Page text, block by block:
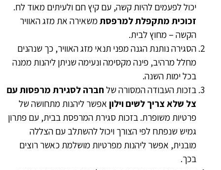
יכול לפעמים להיות קשה, עם קיץ חם ולעיתים מאוד לח.
זכוכית מתקפלת למרפסתמשאירה את מזג האוויר
הקשה – מחוץ לבית.
הסגירה נותנת הגנה מפני תנאי מזג האוויר, כך שנהנים
מחלל מרהיב, פינה מקסימה ונעימה שניתן ליהנות ממנה
בכל ימות השנה.
בזכות העבודה המסורה של חברה לסגירת מרפסות עם
צל שלא צריך לשים וילון אפשר ליהנות מתחושה של
פרטיות משופרת. בזכות סגירת המרפסת בבית, עם פתרון
גמיש שנפתח לפי הצורך ויכול להשתלב עם הצללה
מובנית, אפשר ליהנות מפרטיות מושלמת כאשר רוצים
בכך.